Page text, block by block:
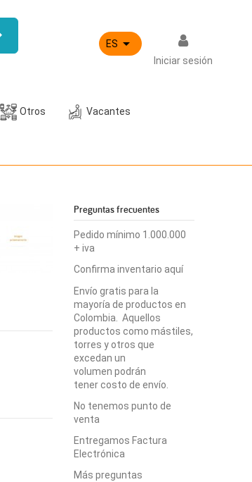
ES 
Iniciar sesión
Otros Vacantes
Preguntas frecuentes
Pedido mínimo 1.000.000
+ iva
Confirma inventario aquí
Envío gratis para la
mayoría de productos en
Colombia. Aquellos
productos como mástiles,
torres y otros que
excedan un
volumen podrán
tener costo de envío.
No tenemos punto de
venta
Entregamos Factura
Electrónica
Más preguntas